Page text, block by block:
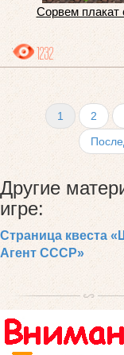
Сорвем плакат
1232
1 2
Другие
игре:
Страница квеста
Агент СССР»